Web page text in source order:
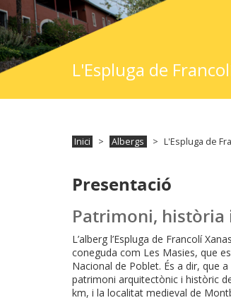
L'Espluga de
Inici Albergs L'Espluga de
Presentació
Patrimoni, història
L’alberg l’Espluga de Francolí
coneguda com Les Masies, que
Nacional de Poblet. És a dir, que
patrimoni arquitectònic i històric
km, i la localitat medieval de